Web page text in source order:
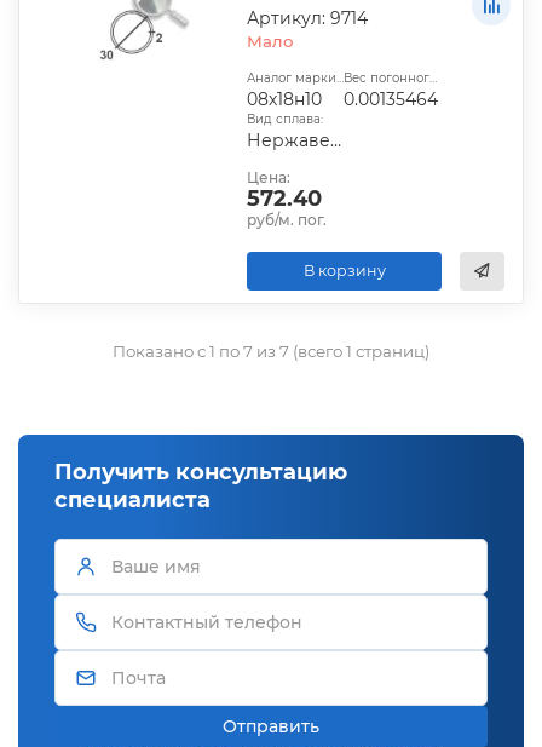
Артикул: 9714
Мало
Аналог марки стали:
08х18н10
Вес погонного метра, т.:
0.00135464
Вид сплава:
Нержавеющий
Цена:
572.40
руб/м. пог.
В корзину
Показано с 1 по 7 из 7 (всего 1 страниц)
Получить консультацию
специалиста
Отправить